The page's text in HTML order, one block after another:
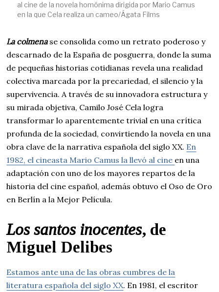
al cine de la novela homónima dirigida por Mario Camus
en la que Cela realiza un cameo/Ágata Films
La colmenase consolida como un retrato poderoso y
descarnado de la España de posguerra, donde la suma
de pequeñas historias cotidianas revela una realidad
colectiva marcada por la precariedad, el silencio y la
supervivencia. A través de su innovadora estructura y
su mirada objetiva, Camilo José Cela logra
transformar lo aparentemente trivial en una crítica
profunda de la sociedad, convirtiendo la novela en una
obra clave de la narrativa española del siglo XX. En
1982, el cineasta Mario Camus la llevó al cine en una
adaptación con uno de los mayores repartos de la
historia del cine español, además obtuvo el Oso de Oro
en Berlín a la Mejor Película.
Los santos inocentes, de
Miguel Delibes
Estamos ante una de las obras cumbres de la
literatura española del siglo XX. En 1981, el escritor